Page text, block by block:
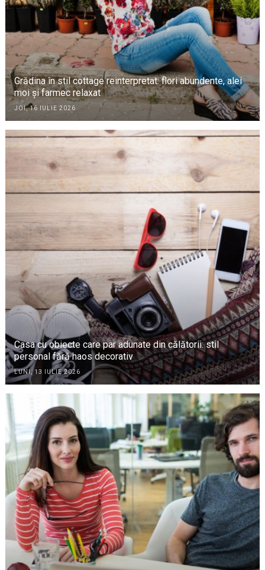
Grădina în stil cottage reinterpretat: flori abundente, alei
moi și farmec relaxat
JOI, 16 IULIE 2026
Casa cu obiecte care par adunate din călătorii: stil
personal fără haos decorativ
LUNI, 13 IULIE 2026